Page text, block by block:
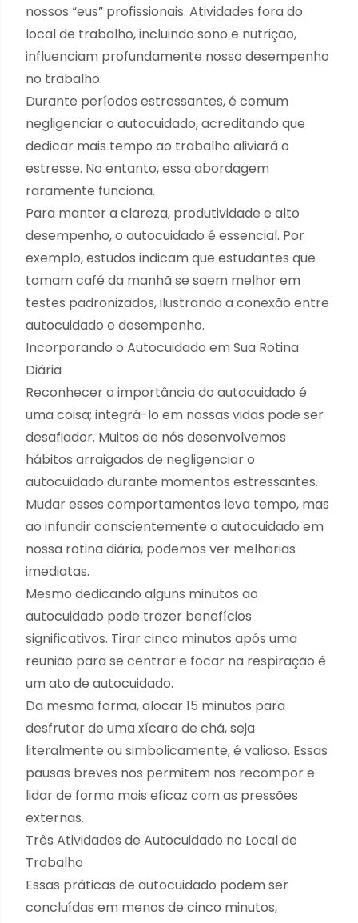
nossos “eus” profissionais. Atividades fora do
local de trabalho, incluindo sono e nutrição,
influenciam profundamente nosso desempenho
no trabalho.
Durante períodos estressantes, é comum
negligenciar o autocuidado, acreditando que
dedicar mais tempo ao trabalho aliviará o
estresse. No entanto, essa abordagem
raramente funciona.
Para manter a clareza, produtividade e alto
desempenho, o autocuidado é essencial. Por
exemplo, estudos indicam que estudantes que
tomam café da manhã se saem melhor em
testes padronizados, ilustrando a conexão entre
autocuidado e desempenho.
Incorporando o Autocuidado em Sua Rotina
Diária
Reconhecer a importância do autocuidado é
uma coisa; integrá-lo em nossas vidas pode ser
desafiador. Muitos de nós desenvolvemos
hábitos arraigados de negligenciar o
autocuidado durante momentos estressantes.
Mudar esses comportamentos leva tempo, mas
ao infundir conscientemente o autocuidado em
nossa rotina diária, podemos ver melhorias
imediatas.
Mesmo dedicando alguns minutos ao
autocuidado pode trazer benefícios
significativos. Tirar cinco minutos após uma
reunião para se centrar e focar na respiração é
um ato de autocuidado.
Da mesma forma, alocar 15 minutos para
desfrutar de uma xícara de chá, seja
literalmente ou simbolicamente, é valioso. Essas
pausas breves nos permitem nos recompor e
lidar de forma mais eficaz com as pressões
externas.
Três Atividades de Autocuidado no Local de
Trabalho
Essas práticas de autocuidado podem ser
concluídas em menos de cinco minutos,